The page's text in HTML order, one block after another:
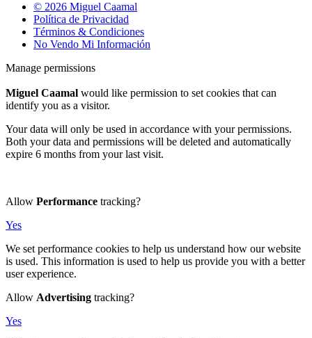
© 2026 Miguel Caamal
Política de Privacidad
Términos & Condiciones
No Vendo Mi Información
Manage permissions
Miguel Caamal would like permission to set cookies that can
identify you as a visitor.
Your data will only be used in accordance with your permissions.
Both your data and permissions will be deleted and automatically
expire 6 months from your last visit.
Allow Performance tracking?
Yes
We set performance cookies to help us understand how our website
is used. This information is used to help us provide you with a better
user experience.
Allow Advertising tracking?
Yes